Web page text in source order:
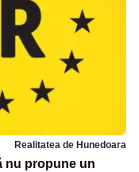
Realitatea de Hunedoara
nu propune un